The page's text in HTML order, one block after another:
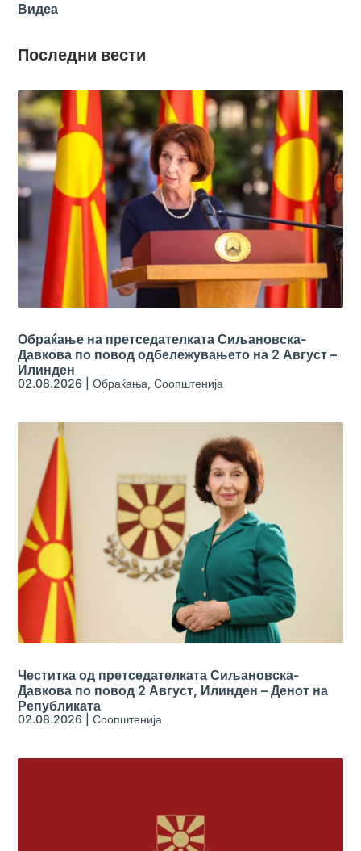
Видеа
Последни вести
Обраќање на претседателката Сиљановска-
Давкова по повод одбележувањето на 2 Август –
Илинден
02.08.2026 |Обраќања,Соопштенија
Честитка од претседателката Сиљановска-
Давкова по повод 2 Август, Илинден – Денот на
Републиката
02.08.2026 |Соопштенија